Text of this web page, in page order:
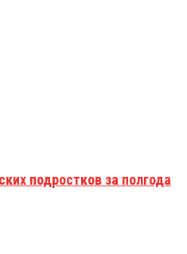
подростков за полгода